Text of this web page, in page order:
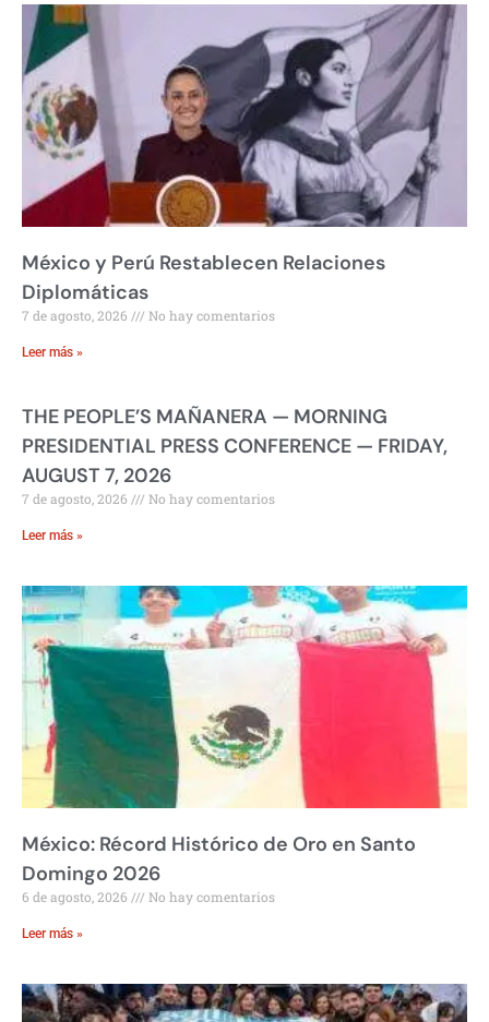
México y Perú Restablecen Relaciones
Diplomáticas
7 de agosto, 2026 No hay comentarios
Leer más »
THE PEOPLE’S MAÑANERA — MORNING
PRESIDENTIAL PRESS CONFERENCE — FRIDAY,
AUGUST 7, 2026
7 de agosto, 2026 No hay comentarios
Leer más »
México: Récord Histórico de Oro en Santo
Domingo 2026
6 de agosto, 2026 No hay comentarios
Leer más »